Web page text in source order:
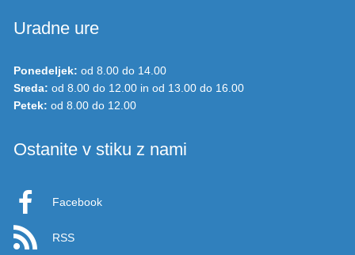
Uradne ure
Ponedeljek: od 8.00 do 14.00
Sreda: od 8.00 do 12.00 in od 13.00 do 16.00
Petek: od 8.00 do 12.00
Ostanite v stiku z nami
Facebook
RSS